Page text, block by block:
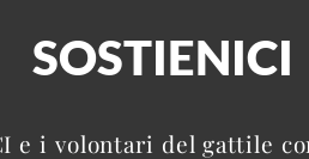
SOSTIENICI
e i volontari del gattile